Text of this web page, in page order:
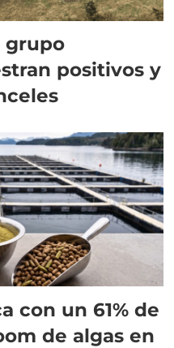
grupo
positivos y
con un 61% de
de algas en